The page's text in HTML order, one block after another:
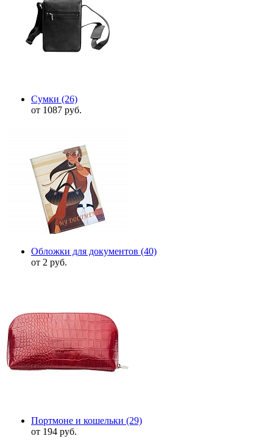
Сумки (26)
от 1087 руб.
Обложки для документов (40)
от 2 руб.
Портмоне и кошельки (29)
от 194 руб.